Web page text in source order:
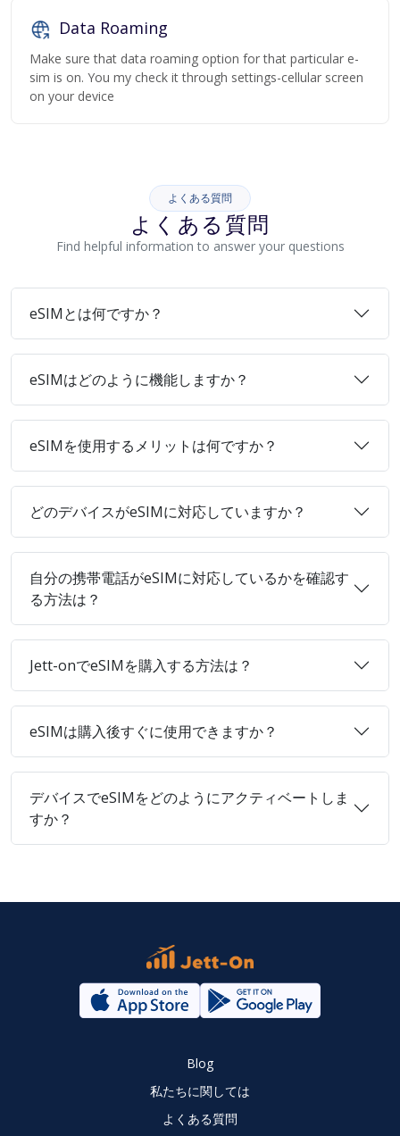
Data Roaming
Make sure that data roaming option for that particular e-
sim is on. You my check it through settings-cellular screen
on your device
よくある質問
よくある質問
Find helpful information to answer your questions
eSIMとは何ですか？
eSIMはどのように機能しますか？
eSIMを使用するメリットは何ですか？
どのデバイスがeSIMに対応していますか？
自分の携帯電話がeSIMに対応しているかを確認す
る方法は？
Jett-onでeSIMを購入する方法は？
eSIMは購入後すぐに使用できますか？
デバイスでeSIMをどのようにアクティベートしま
すか？
Blog
私たちに関しては
よくある質問